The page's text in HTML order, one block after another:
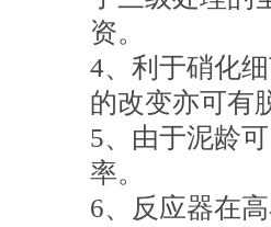
资。
4、利于硝化
的改变亦可有
5、由于泥龄
率。
6、反应器在